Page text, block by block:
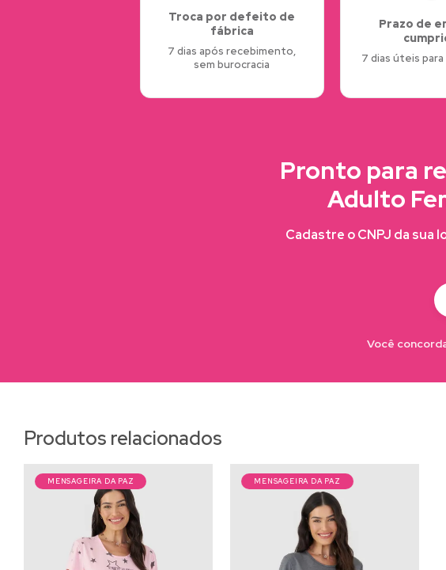
Troca por defeito de
fábrica
7 dias após recebimento,
sem burocracia
Prazo de
7 dias úteis
Pronto para
Adulto
Cadastre o CNPJ da sua
Você
Produtos relacionados
MENSAGEIRA DA PAZ MENSAGEIRA DA PAZ